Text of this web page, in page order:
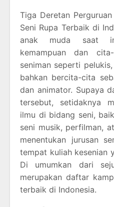
Tiga Deretan
Seni Rupa Terbaik di
anak muda saat
kemampuan dan
seniman seperti
bahkan bercita-cita
dan animator. Supaya
tersebut, setidaknya
ilmu di bidang seni,
seni musik, perfilman,
menentukan jurusan
tempat kuliah kesenian
Di umumkan dari
merupakan daftar
terbaik di Indonesia.